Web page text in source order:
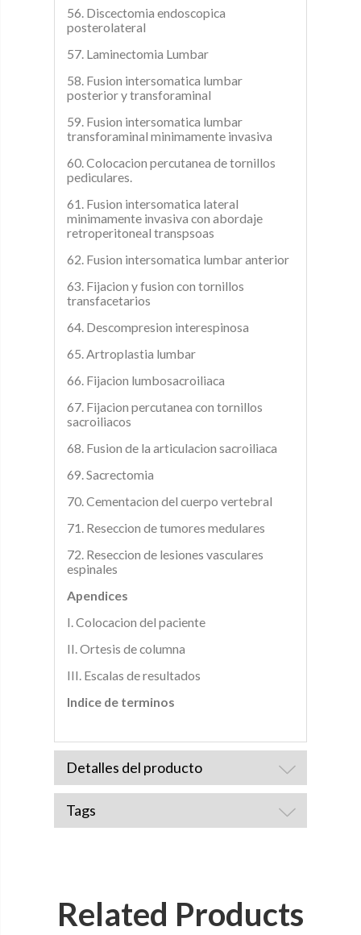
56. Discectomia endoscopica
posterolateral
57. Laminectomia Lumbar
58. Fusion intersomatica lumbar
posterior y transforaminal
59. Fusion intersomatica lumbar
transforaminal minimamente invasiva
60. Colocacion percutanea de tornillos
pediculares.
61. Fusion intersomatica lateral
minimamente invasiva con abordaje
retroperitoneal transpsoas
62. Fusion intersomatica lumbar anterior
63. Fijacion y fusion con tornillos
transfacetarios
64. Descompresion interespinosa
65. Artroplastia lumbar
66. Fijacion lumbosacroiliaca
67. Fijacion percutanea con tornillos
sacroiliacos
68. Fusion de la articulacion sacroiliaca
69. Sacrectomia
70. Cementacion del cuerpo vertebral
71. Reseccion de tumores medulares
72. Reseccion de lesiones vasculares
espinales
Apendices
I. Colocacion del paciente
II. Ortesis de columna
III. Escalas de resultados
Indice de terminos
Detalles del producto
Tags
Related Products